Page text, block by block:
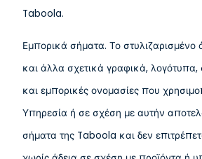
Taboola.
Εμπορικά σήματα. Το
και άλλα σχετικά γραφικά,
και εμπορικές ονομασίες που
Υπηρεσία ή σε σχέση με αυτήν
σήματα της Taboola και δεν